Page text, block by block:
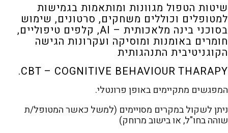
שיטות הטפול מגוונות ומותאמות בגמישות
למטופלים וכוללים משחקים, סרטונים, שימוש
בסוכני בינה מלאכותית – AI, קלפים טיפוליים,
חומרים באומנות ומוסיקה ועקרונות הגישה
הקוגניטיבית התנהגותית
CBT – COGNITIVE BEHAVIOUR THARAPY.
המפגשים מתקיימים באופן פרונטלי.
ניתן לשקול במקרים מסויימים (למשל כאשר המטופל/ת
שוהה בחו"ל, או בישוב מרוחק)